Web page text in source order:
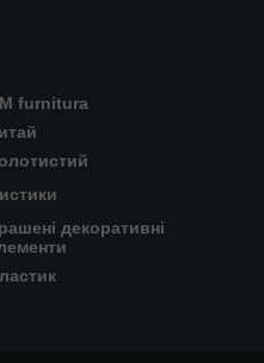
furnitura
декоративні